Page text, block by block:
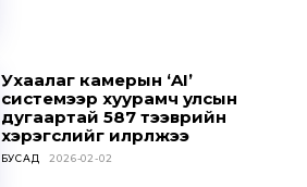
Ухаалаг камерын ‘AI’
системээр хуурамч улсын
дугаартай 587 тээврийн
хэрэгслийг илрүүлжээ
БУСАД 2026-02-02